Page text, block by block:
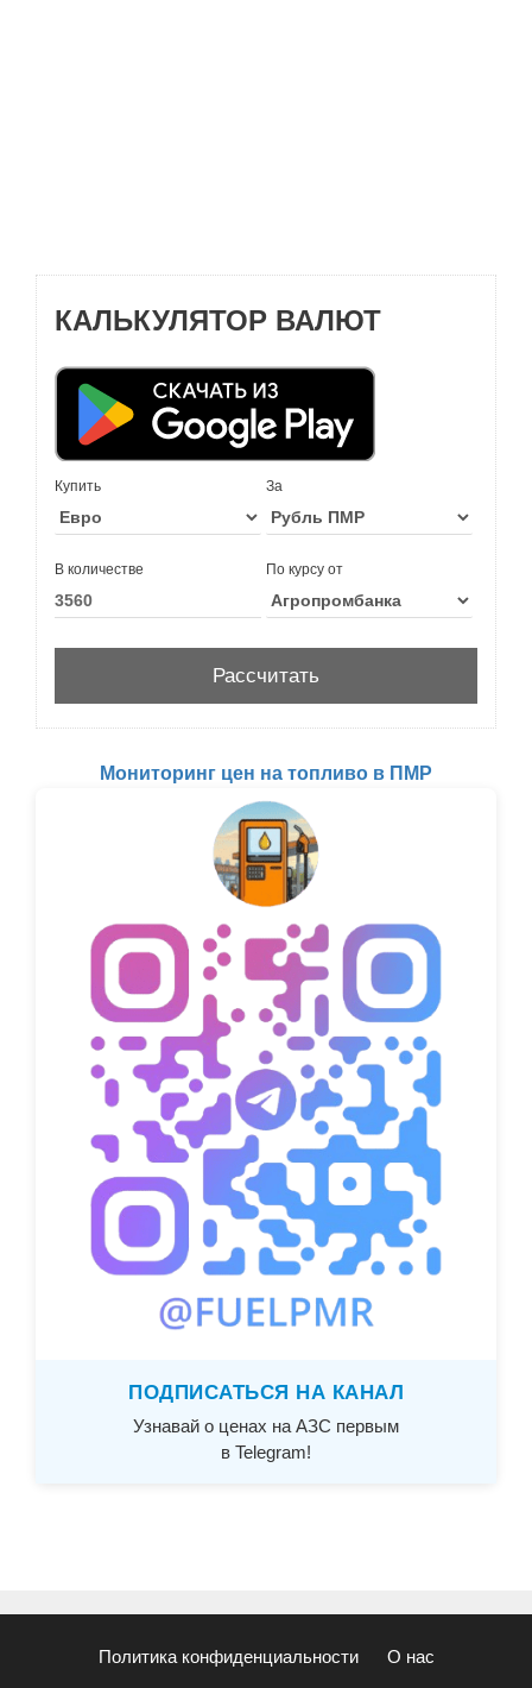
КАЛЬКУЛЯТОР ВАЛЮТ
Купить За
В количестве По курсу от
Мониторинг цен на топливо в ПМР
ПОДПИСАТЬСЯ НА КАНАЛ
Узнавай о ценах на АЗС первым
в Telegram!
Политика конфиденциальности О нас